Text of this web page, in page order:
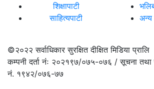
शिक्षापाटी
साहित्यपाटी
©२०२२सर्वाधिकार सुरक्षित दीक्षित मिडिया प्रालि
कम्पनी दर्ता नंः २०२१९७/०७५-०७६ / सूचना तथा
नं. १९४२/०७६-७७